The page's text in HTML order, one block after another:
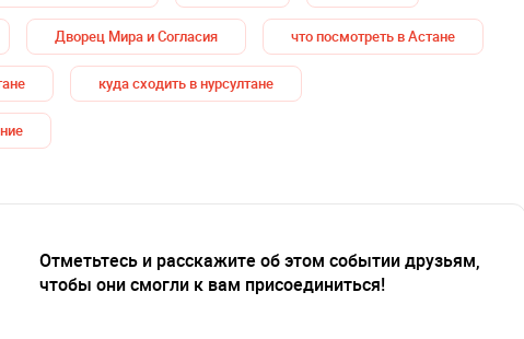
Дворец Мира и Согласия что посмотреть в Астане
куда сходить в нурсултане
Отметьтесь и расскажите об этом событии друзьям,
чтобы они смогли к вам присоединиться!